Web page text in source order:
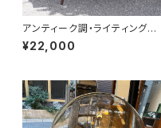
アンティーク調・ライティングデ
スク
¥22,000